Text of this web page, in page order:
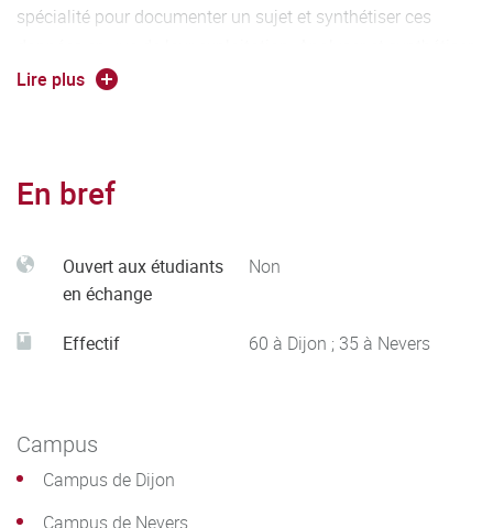
spécialité pour documenter un sujet et synthétiser ces
des données en vue de leur exploitation. Se servir aisément
de la mention ainsi que les parcours possibles pour y
Caractériser et valoriser son identité, ses compétences et
son projet professionnel en fonction d’un contexte.
valorisation des savoirs.
Respecter les principes d’éthique, de déontologie et de
responsabilité environnementale.
Travailler en équipe et en réseau ainsi qu’en autonomie et
responsabilité au service d’un projet.
Lire plus
En bref
Ouvert aux étudiants
en échange
Non
Effectif 60 à Dijon ; 35 à Nevers
Campus
Campus de Dijon
Campus de Nevers